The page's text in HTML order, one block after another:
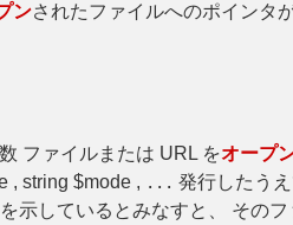
ンされたファイルへのポインタ
ファイルまたは URL をオープ
, string $mode , ... 発行したう
を示しているとみなすと、 その